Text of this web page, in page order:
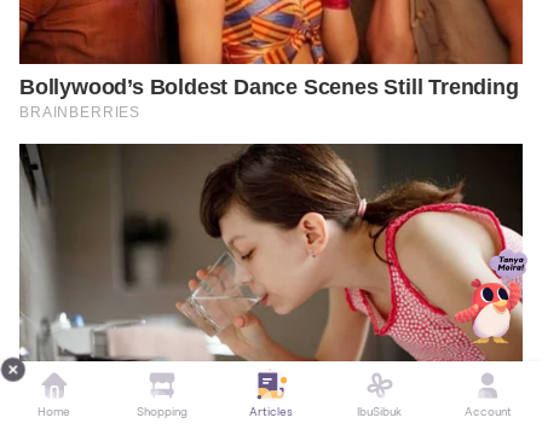
Home Shopping Articles IbuSibuk Account